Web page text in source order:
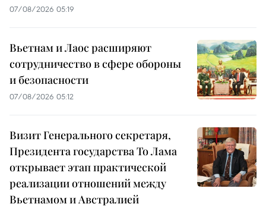
07/08/2026 05:19
Вьетнам и Лаос расширяют
сотрудничество в сфере обороны
и безопасности
07/08/2026 05:12
Визит Генерального секретаря,
Президента государства То Лама
открывает этап практической
реализации отношений между
Вьетнамом и Австралией